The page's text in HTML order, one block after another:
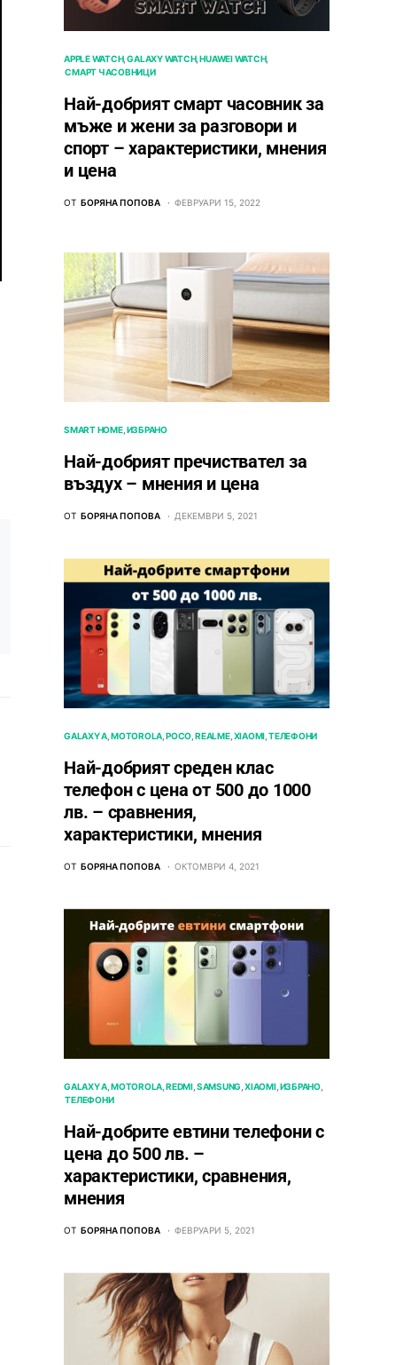
APPLE WATCH GALAXY WATCH HUAWEI WATCH
СМАРТ ЧАСОВНИЦИ
Най-добрият смарт часовник за
мъже и жени за разговори и
спорт – характеристики, мнения
и цена
ОТ БОРЯНА ПОПОВА ФЕВРУАРИ 15, 2022
SMART HOME ИЗБРАНО
Най-добрият пречиствател за
въздух – мнения и цена
ОТ БОРЯНА ПОПОВА ДЕКЕМВРИ 5, 2021
GALAXY A MOTOROLA POCO REALME XIAOMI ТЕЛЕФОНИ
Най-добрият среден клас
телефон с цена от 500 до 1000
лв. – сравнения,
характеристики, мнения
ОТ БОРЯНА ПОПОВА ОКТОМВРИ 4, 2021
GALAXY A MOTOROLA REDMI SAMSUNG XIAOMI ИЗБРАНО
ТЕЛЕФОНИ
Най-добрите евтини телефони с
ценa до 500 лв. –
характeристики, сравнения,
мнения
ОТ БОРЯНА ПОПОВА ФЕВРУАРИ 5, 2021